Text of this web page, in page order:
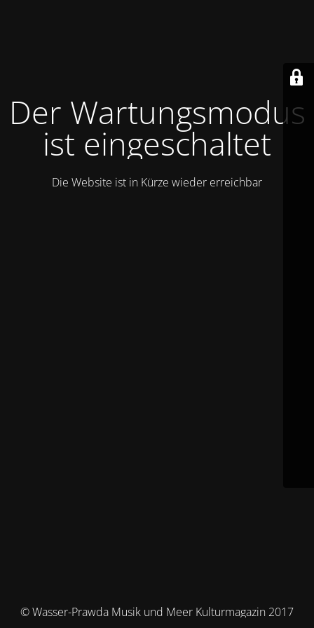
Der Wartungsmodus
ist eingeschaltet
Die Website ist in Kürze wieder erreichbar
© Wasser-Prawda Musik und Meer Kulturmagazin 2017